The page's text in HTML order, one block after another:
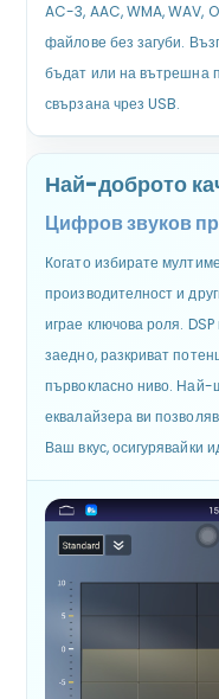
AC-3, AAC, WMA, WAV,
файлове без загуби.
бъдат или на вътрешна
свързана чрез USB.
Най-доброто
Цифров звуков
Когато избирате
производителност и
играе ключова роля.
заедно, разкриват
първокласно ниво. Най-
еквалайзера ви
Ваш вкус, осигурявайки